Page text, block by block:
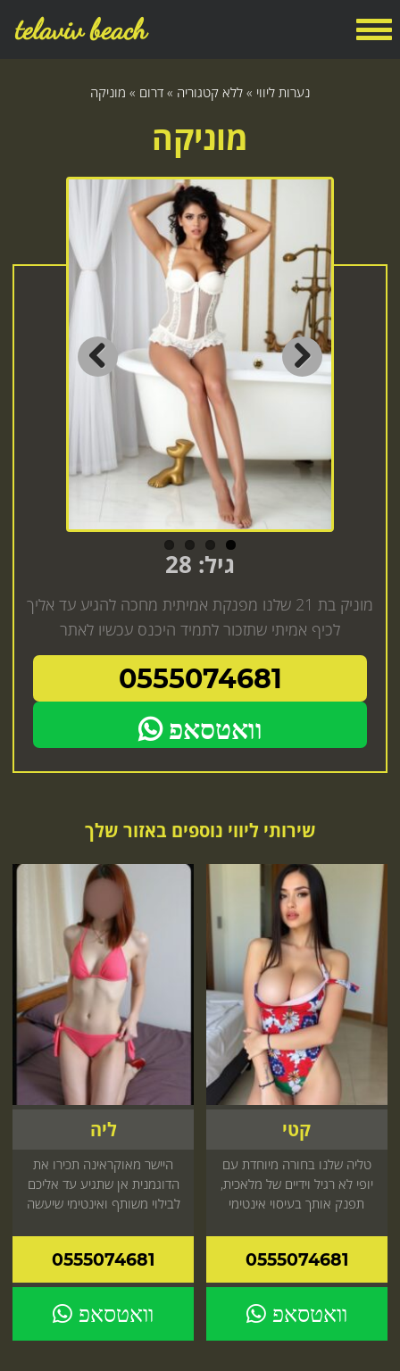
telaviv beach
נערות ליווי » ללא קטגוריה » דרום » מוניקה
מוניקה
Previous Next
גיל: 28
מוניק בת 21 שלנו מפנקת אמיתית מחכה להגיע עד אליך
לכיף אמיתי שתזכור לתמיד היכנס עכשיו לאתר
0555074681
וואטסאפ
שירותי ליווי נוספים באזור שלך
קטי
טליה שלנו בחורה מיוחדת עם
יופי לא רגיל וידיים של מלאכית,
תפנק אותך בעיסוי אינטימי
0555074681
וואטסאפ
ליה
היישר מאוקראינה תכירו את
הדוגמנית אן שתגיע עד אליכם
לבילוי משותף ואינטימי שיעשה
0555074681
וואטסאפ